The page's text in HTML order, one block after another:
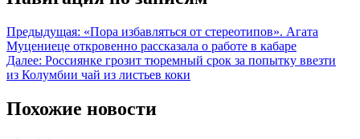
Предыдущая: «Пора избавляться от стереотипов». Агата
Муцениеце откровенно рассказала о работе в кабаре
Далее: Россиянке грозит тюремный срок за попытку ввезти
из Колумбии чай из листьев коки
Похожие новости